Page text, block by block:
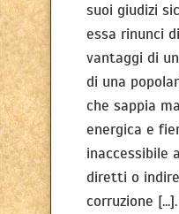
suoi giudizi
essa rinunci
vantaggi di
di una
che sappia
energica e
diretti o
corruzione